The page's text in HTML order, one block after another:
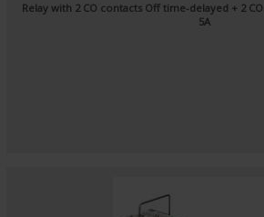
Relay with 2 CO contacts Off time-delayed + 2
5A